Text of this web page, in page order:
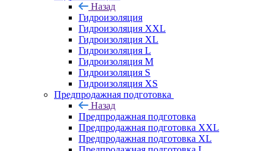
Назад
Гидроизоляция
Гидроизоляция XXL
Гидроизоляция XL
Гидроизоляция L
Гидроизоляция M
Гидроизоляция S
Гидроизоляция XS
Предпродажная подготовка
Назад
Предпродажная подготовка
Предпродажная подготовка XXL
Предпродажная подготовка XL